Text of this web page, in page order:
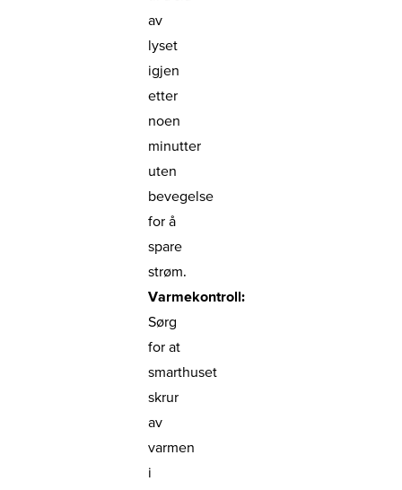
av
lyset
igjen
etter
noen
minutter
uten
bevegelse
for å
spare
strøm.
Varmekontroll:
Sørg
for at
smarthuset
skrur
av
varmen
i